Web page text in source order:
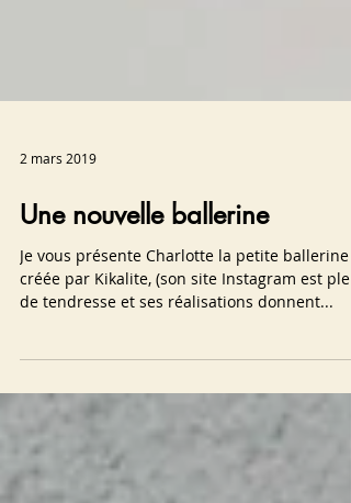
2 mars 2019
Une nouvelle ballerine
Je vous présente Charlotte la petite ballerine
de tendresse et ses réalisations donnent...